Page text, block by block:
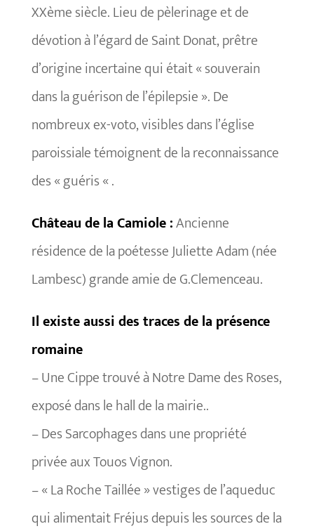
XXème siècle. Lieu de pèlerinage et de
dévotion à l’égard de Saint Donat, prêtre
d’origine incertaine qui était « souverain
dans la guérison de l’épilepsie ». De
nombreux ex-voto, visibles dans l’église
paroissiale témoignent de la reconnaissance
des « guéris « .
Château de la Camiole :Ancienne
résidence de la poétesse Juliette Adam (née
Lambesc) grande amie de G.Clemenceau.
Il existe aussi des traces de la présence
romaine
– Une Cippe trouvé à Notre Dame des Roses,
exposé dans le hall de la mairie..
– Des Sarcophages dans une propriété
privée aux Touos Vignon.
– « La Roche Taillée » vestiges de l’aqueduc
qui alimentait Fréjus depuis les sources de la